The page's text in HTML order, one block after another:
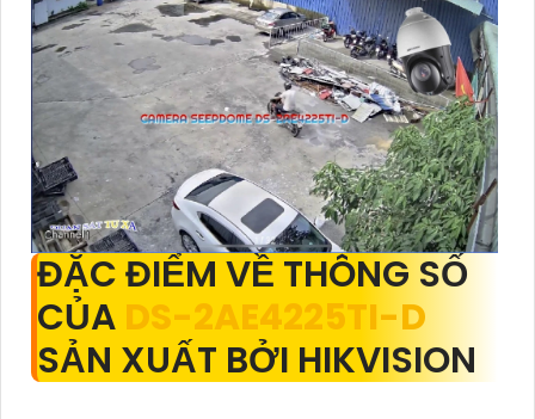
ĐẶC ĐIỂM VỀ THÔNG SỐ
CỦA DS-2AE4225TI-D
SẢN XUẤT BỞI HIKVISION